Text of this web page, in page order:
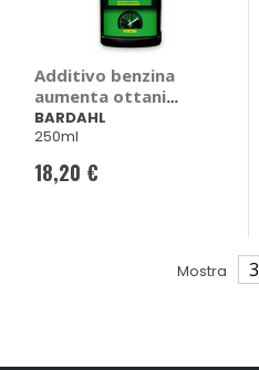
Additivo benzina
aumenta ottani
Octane Booster -
BARDAHL
BARDAHL
250ml
18,20 €
Mostra